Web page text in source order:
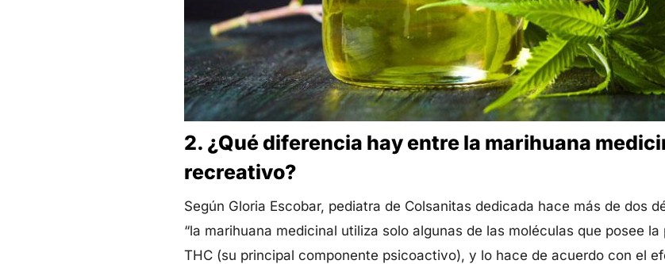
2. ¿Qué diferencia hay entre la marihuana
recreativo?
Según Gloria Escobar, pediatra de Colsanitas dedicada hace más de dos
“la marihuana medicinal utiliza solo algunas de las moléculas que posee
THC (su principal componente psicoactivo), y lo hace de acuerdo con el